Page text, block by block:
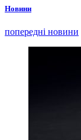
Новини
попередні новини